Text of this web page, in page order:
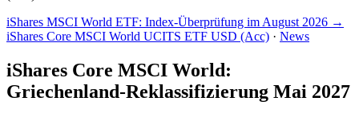
iShares MSCI World ETF: Index-Überprüfung im August 2026 →
iShares Core MSCI World UCITS ETF USD (Acc) · News
iShares Core MSCI World:
Griechenland-Reklassifizierung Mai 2027